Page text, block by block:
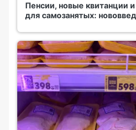
Пенсии, новые квитанции
для самозанятых: